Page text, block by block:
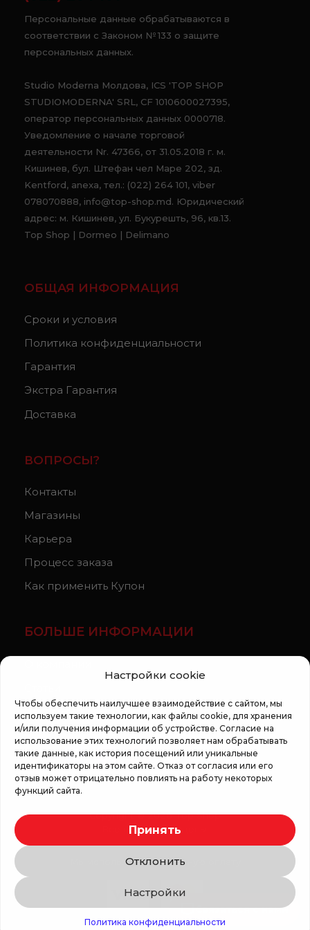
Настройки cookie
Чтобы обеспечить наилучшее взаимодействие с сайтом, мы
используем такие технологии, как файлы cookie, для хранения
и/или получения информации об устройстве. Согласие на
использование этих технологий позволяет нам обрабатывать
такие данные, как история посещений или уникальные
идентификаторы на этом сайте. Отказ от согласия или его
отзыв может отрицательно повлиять на работу некоторых
функций сайта.
Принять
Отклонить
Настройки
Политика конфиденциальности
Персональные данные обрабатываются в
соответствии с Законом № 133 о защите
персональных данных.
Studio Moderna Молдова, ICS 'TOP SHOP
STUDIOMODERNA' SRL, CF 1010600027395,
оператор персональных данных 0000718.
Уведомление о начале торговой
деятельности Nr. 47366, от 31.05.2018 г. м.
Кишинев, бул. Штефан чел Маре 202, зд.
Kentford, anexa, тел.: (022) 264 101, viber
078070888, info@top-shop.md. Юридический
адрес: м. Кишинев, ул. Букурешть, 96, кв.13.
Top Shop | Dormeo | Delimano
ОБЩАЯ ИНФОРМАЦИЯ
Сроки и условия
Политика конфиденциальности
Гарантия
Экстра Гарантия
Доставка
ВОПРОСЫ?
Контакты
Магазины
Карьера
Процесс заказа
Как применить Купон
БОЛЬШЕ ИНФОРМАЦИИ
Регламент кампании «100 zile pana la vis»
Copyright © 2026 Top Shop
Все права защищены.
Мы используем безопасную оплату
Связаться с нами